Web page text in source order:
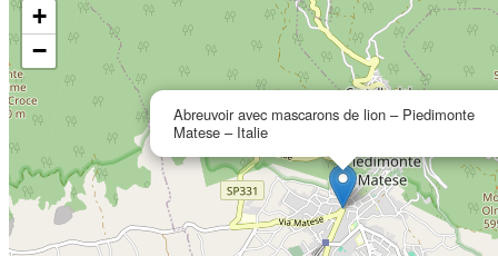
Abreuvoir avec mascarons de lion – Piedimonte
Matese – Italie
+
−